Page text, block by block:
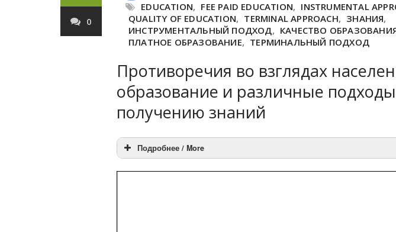
0
EDUCATION, FEE PAID EDUCATION, INSTRUMENTAL
QUALITY OF EDUCATION, TERMINAL APPROACH, ЗНАНИЯ,
ИНСТРУМЕНТАЛЬНЫЙ ПОДХОД, КАЧЕСТВО
ПЛАТНОЕ ОБРАЗОВАНИЕ, ТЕРМИНАЛЬНЫЙ ПОДХОД
Противоречия во взглядах
образование и различные
получению знаний
Подробнее / More